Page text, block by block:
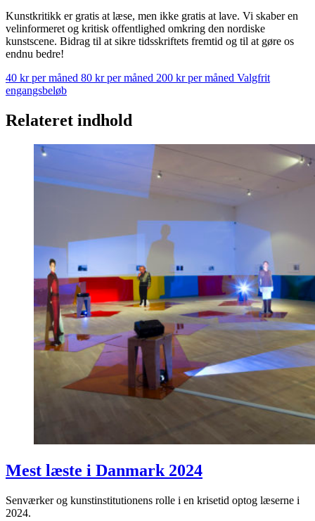
Kunstkritikk er gratis at læse, men ikke gratis at lave. Vi skaber en
velinformeret og kritisk offentlighed omkring den nordiske
kunstscene. Bidrag til at sikre tidsskriftets fremtid og til at gøre os
endnu bedre!
40 kr per måned 80 kr per måned 200 kr per måned Valgfrit
engangsbeløb
Relateret indhold
Mest læste i Danmark 2024
Senværker og kunstinstitutionens rolle i en krisetid optog læserne i
2024.